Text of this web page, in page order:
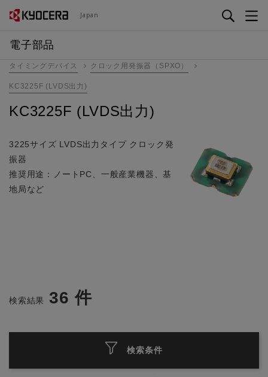
Japan
電子部品
タイミングデバイス クロック用発振器（SPXO）
KC3225F (LVDS出力)
KC3225F (LVDS出力)
3225サイズ LVDS出力タイプ クロック発
振器
推奨用途：ノートPC、一般産業機器、基
地局など
検索結果 36 件
検索条件